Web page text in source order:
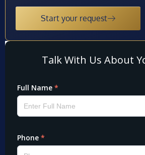
Start your request